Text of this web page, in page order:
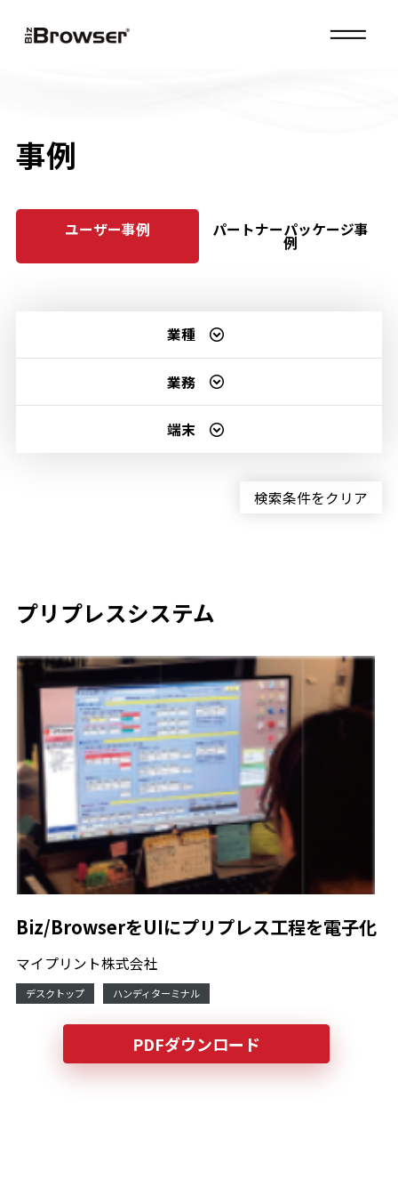
MENU
事例
ユーザー事例 パートナーパッケージ事
例
業種
業務
端末
検索条件をクリア
プリプレスシステム
Biz/BrowserをUIにプリプレス工程を電子化
マイプリント株式会社
デスクトップ ハンディターミナル
PDFダウンロード